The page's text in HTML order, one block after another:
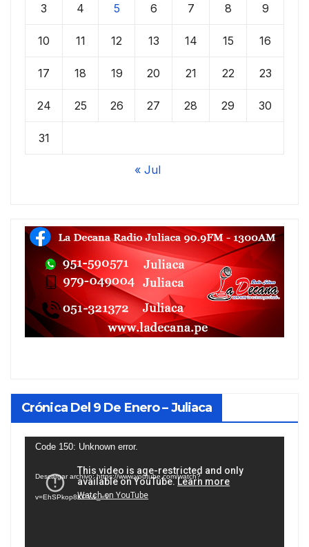
3 4 5 6 7 8 9
10 11 12 13 14 15 16
17 18 19 20 21 22 23
24 25 26 27 28 29 30
31
« Jul
Crónica Del 9 De Enero – Juliaca
Reproductor
vídeo
Code 150: Unknown error.
Descargar archivo: https://www.youtube.com/watch?
v=EhSPkop8KPY&_=1